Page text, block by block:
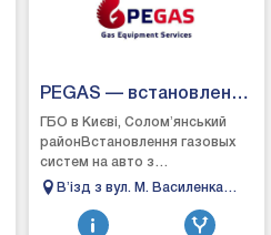
PEGAS — встановлення
та обслуговування ГБО
ГБО в Києві, Соломʼянський
районВстановлення газовых
систем на авто з
розподіленим, прямим та
Обслуговування, ремонт, н...
Вʼізд з вул. М. Василенка
(біля СТО "Берлін, бульвар
Вацлава Гавела, 8